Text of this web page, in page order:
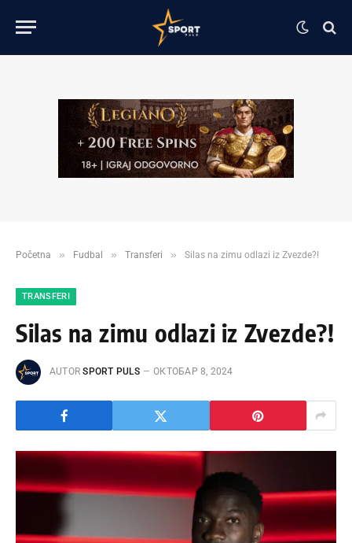
Početna » Fudbal » Transferi » Silas na zimu odlazi iz Zvezde?!
TRANSFERI
Silas na zimu odlazi iz Zvezde?!
AUTOR SPORT PULS ОКТОБАР 8, 2024